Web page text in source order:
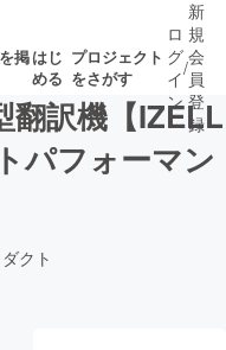
掲はじ
める
プロジェクト
をさがす
終了が近いプ
ロ
グ
イ
ン
/
新
規
会
員
登
録
訳機【IZELL
パフォーマン
クト